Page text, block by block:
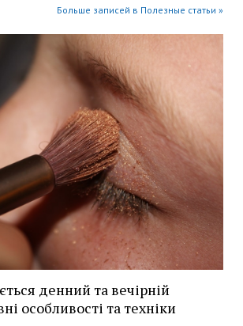
Больше записей в Полезные статьи »
денний та вечірній
особливості та техніки